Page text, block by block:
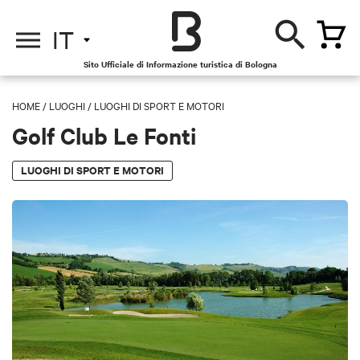
IT
Sito Ufficiale di Informazione turistica di Bologna
HOME / LUOGHI / LUOGHI DI SPORT E MOTORI
Golf Club Le Fonti
LUOGHI DI SPORT E MOTORI